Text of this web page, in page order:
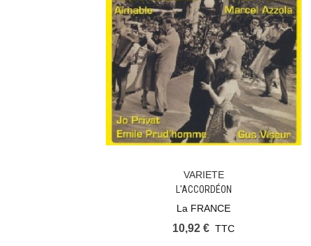
Ajouter Au Panier
VARIETE
L'ACCORDÉON
La FRANCE
10,92 € TTC